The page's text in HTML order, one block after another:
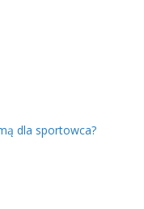
dla sportowca?